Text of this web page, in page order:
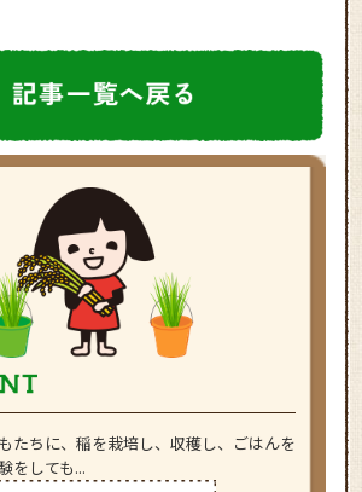
たちに、稲を栽培し、収穫し、ごはんを
をしても...